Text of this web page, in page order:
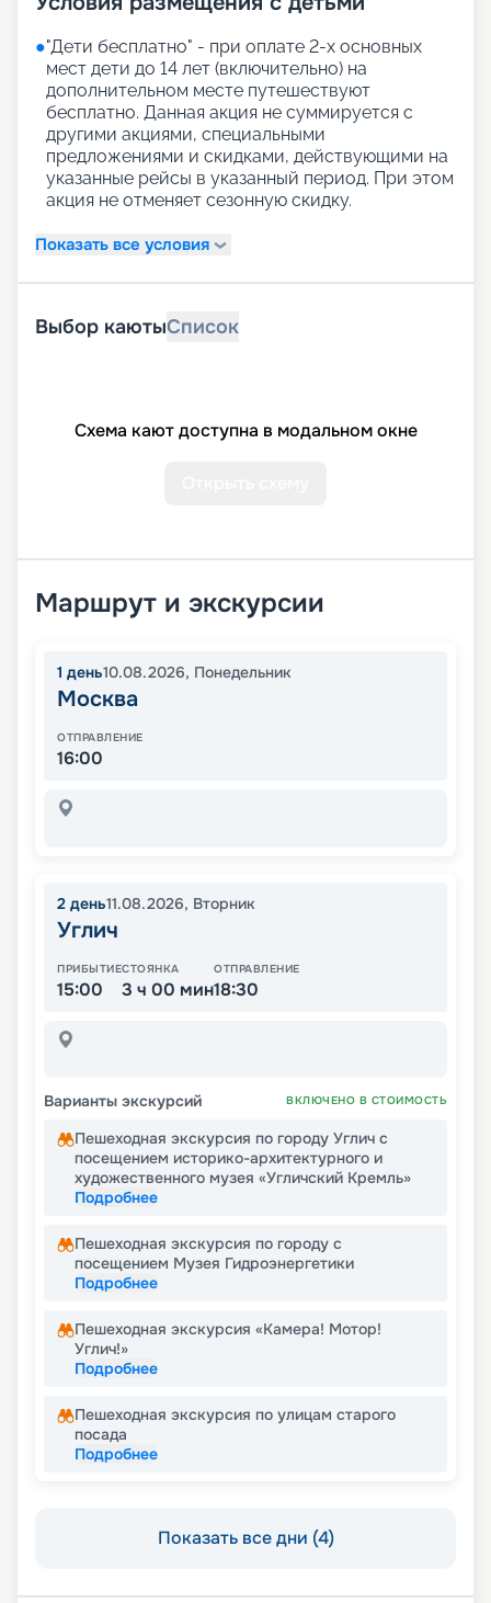
●"Дети бесплатно" - при оплате 2-х основных
мест дети до 14 лет (включительно) на
дополнительном месте путешествуют
бесплатно. Данная акция не суммируется с
другими акциями, специальными
предложениями и скидками, действующими на
указанные рейсы в указанный период. При этом
акция не отменяет сезонную скидку.
Показать все условия
Выбор каютыСписок
Схема кают доступна в модальном окне
Маршрут и экскурсии
1 день10.08.2026, Понедельник
Москва
ОТПРАВЛЕНИЕ
16:00
2 день11.08.2026, Вторник
Углич
ПРИБЫТИЕ
15:00
СТОЯНКА
3 ч 00 мин
ОТПРАВЛЕНИЕ
18:30
Варианты экскурсий ВКЛЮЧЕНО В СТОИМОСТЬ
Пешеходная экскурсия по городу Углич с
посещением историко-архитектурного и
художественного музея «Угличский Кремль»
Подробнее
Пешеходная экскурсия по городу с
посещением Музея Гидроэнергетики
Подробнее
Пешеходная экскурсия «Камера! Мотор!
Углич!»
Подробнее
Пешеходная экскурсия по улицам старого
посада
Подробнее
Показать все дни (4)